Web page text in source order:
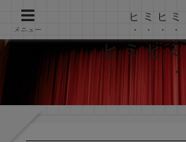
ヒミヒ
メニュー
ヒミヒ